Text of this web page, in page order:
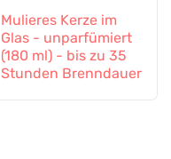
Mulieres Kerze im
Glas - unparfümiert
(180 ml) - bis zu 35
Stunden Brenndauer